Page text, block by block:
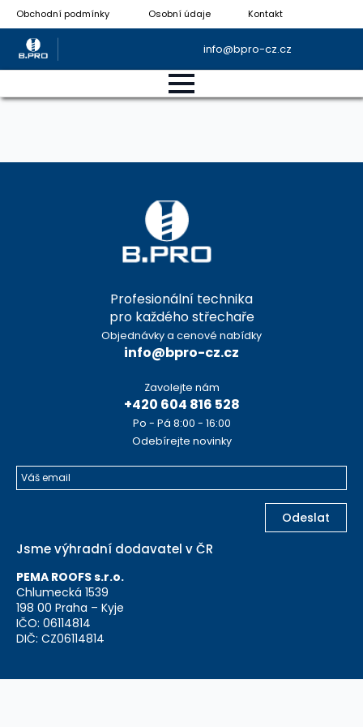
Obchodní podmínky Osobní údaje Kontakt
info@bpro-cz.cz
Profesionální technika
pro každého střechaře
Objednávky a cenové nabídky
info@bpro-cz.cz
Zavolejte nám
+420 604 816 528
Po - Pá 8:00 - 16:00
Odebírejte novinky
Odeslat
Jsme výhradní dodavatel v ČR
PEMA ROOFS s.r.o.
Chlumecká 1539
198 00 Praha – Kyje
IČO: 06114814
DIČ: CZ06114814